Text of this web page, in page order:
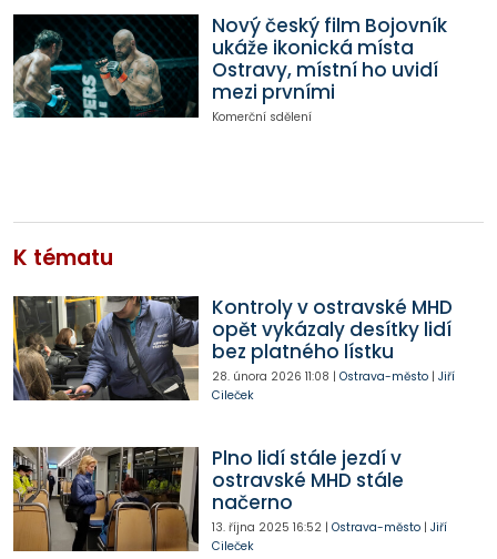
Nový český film Bojovník
ukáže ikonická místa
Ostravy, místní ho uvidí
mezi prvními
Komerční sdělení
K tématu
Kontroly v ostravské MHD
opět vykázaly desítky lidí
bez platného lístku
28. února 2026 11:08 | Ostrava-město| Jiří
Cileček
Plno lidí stále jezdí v
ostravské MHD stále
načerno
13. října 2025 16:52| Ostrava-město| Jiří
Cileček